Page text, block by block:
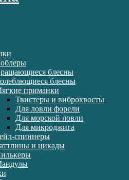
блесны
блесны
приманки
Твистеры и виброхвосты
Для ловли форели
Для морской ловли
Для микроджига
спиннеры
и цикады